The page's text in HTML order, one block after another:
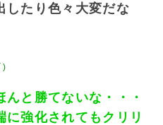
したり色々大変だな
と勝てないな・・・
強化されてもクリリ